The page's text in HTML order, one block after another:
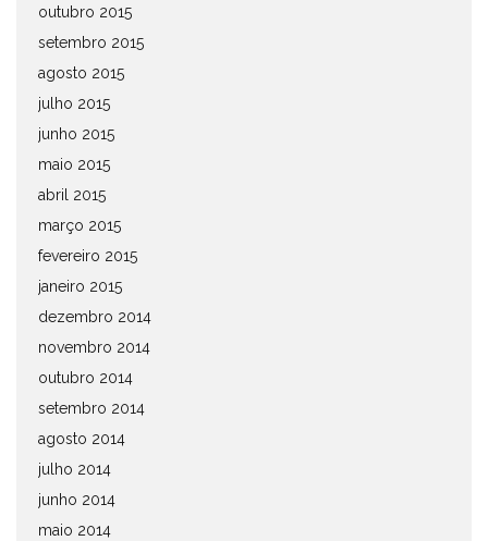
outubro 2015
setembro 2015
agosto 2015
julho 2015
junho 2015
maio 2015
abril 2015
março 2015
fevereiro 2015
janeiro 2015
dezembro 2014
novembro 2014
outubro 2014
setembro 2014
agosto 2014
julho 2014
junho 2014
maio 2014